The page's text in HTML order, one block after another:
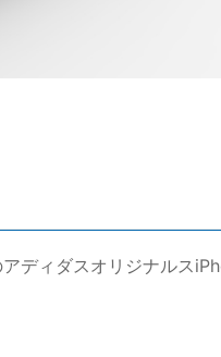
ディダスオリジナルス